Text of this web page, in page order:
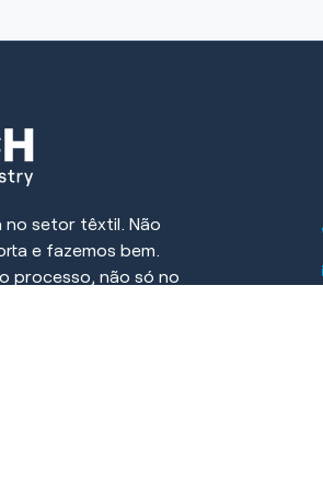
no setor têxtil. Não
e fazemos bem.
processo, não só no